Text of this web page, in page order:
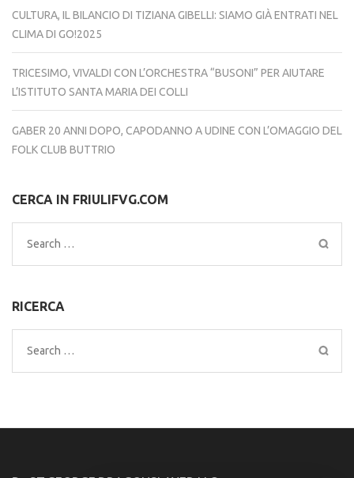
CULTURA, IL BILANCIO DI TIZIANA GIBELLI: SIAMO GIÀ ENTRATI NEL
CLIMA DI GO!2025
TRICESIMO, VIVALDI CON L’ORCHESTRA “BUSONI” PER AIUTARE
L’ISTITUTO SANTA MARIA DEI COLLI
GABER 20 ANNI DOPO, CAPODANNO A UDINE CON L’OMAGGIO DEL
FOLK CLUB BUTTRIO
CERCA IN FRIULIFVG.COM
Search
for:
RICERCA
Search
for: